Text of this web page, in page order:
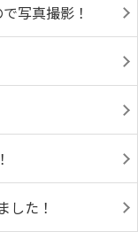
写真撮影！
した！